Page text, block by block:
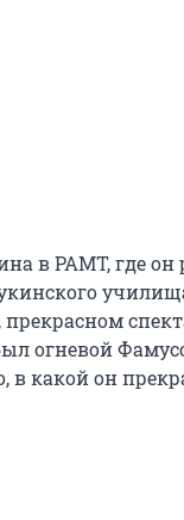
в РАМТ, где он
огневой
в какой он